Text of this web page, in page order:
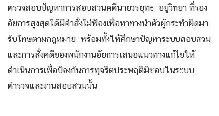
ตรวจสอบปัญหาการสอบสวนคดีนายวรยุทธ อยู่วิทยา ที่รอง
อัยการสูงสุดได้มีคำสั่งไม่ฟ้องเพื่อหาทางนำตัวผู้กระทำผิดมา
รับโทษตามกฎหมาย พร้อมทั้งให้ศึกษาปัญหาระบบสอบสวน
และการสั่งคดีของพนักงานอัยการเสนอแนวทางแก้ไขให้
ดำเนินการเพื่อป้องกันการทุจริตประพฤติมิชอบในระบบ
ตำรวจและงานสอบสวนนั้น